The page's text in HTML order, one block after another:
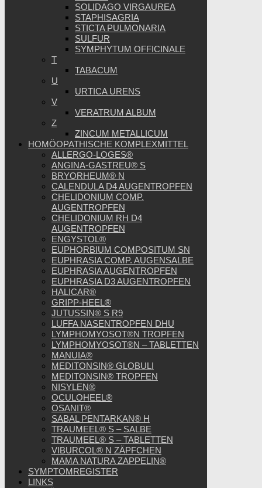
SOLIDAGO VIRGAUREA
STAPHISAGRIA
STICTA PULMONARIA
SULFUR
SYMPHYTUM OFFICINALE
T
TABACUM
U
URTICA URENS
V
VERATRUM ALBUM
Z
ZINCUM METALLICUM
HOMÖOPATHISCHE KOMPLEXMITTEL
ALLERGO-LOGES®
ANGINA-GASTREU® S
BRYORHEUM® N
CALENDULA D4 AUGENTROPFEN
CHELIDONIUM COMP.
AUGENTROPFEN
CHELIDONIUM RH D4
AUGENTROPFEN
ENGYSTOL®
EUPHORBIUM COMPOSITUM SN
EUPHRASIA COMP. AUGENSALBE
EUPHRASIA AUGENTROPFEN
EUPHRASIA D3 AUGENTROPFEN
HALICAR®
GRIPP-HEEL®
JUTUSSIN® S R9
LUFFA NASENTROPFEN DHU
LYMPHOMYOSOT®N TROPFEN
LYMPHOMYOSOT®N – TABLETTEN
MANUIA®
MEDITONSIN® GLOBULI
MEDITONSIN® TROPFEN
NISYLEN®
OCULOHEEL®
OSANIT®
SABAL PENTARKAN® H
TRAUMEEL® S – SALBE
TRAUMEEL® S – TABLETTEN
VIBURCOL® N ZÄPFCHEN
MAMA NATURA ZAPPELIN®
SYMPTOMREGISTER
LINKS